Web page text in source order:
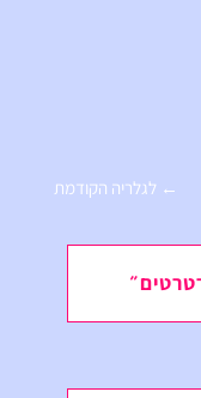
← לגלריה הקודמת